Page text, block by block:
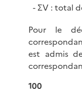
ΣV : total
Pour le
est admis
100